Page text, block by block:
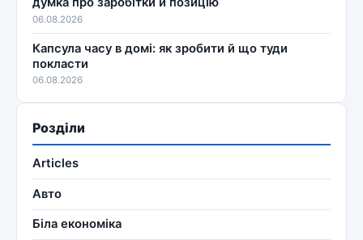
06.08.2026
Капсула часу в домі: як зробити й що туди
покласти
06.08.2026
Розділи
Articles
Авто
Біла економіка